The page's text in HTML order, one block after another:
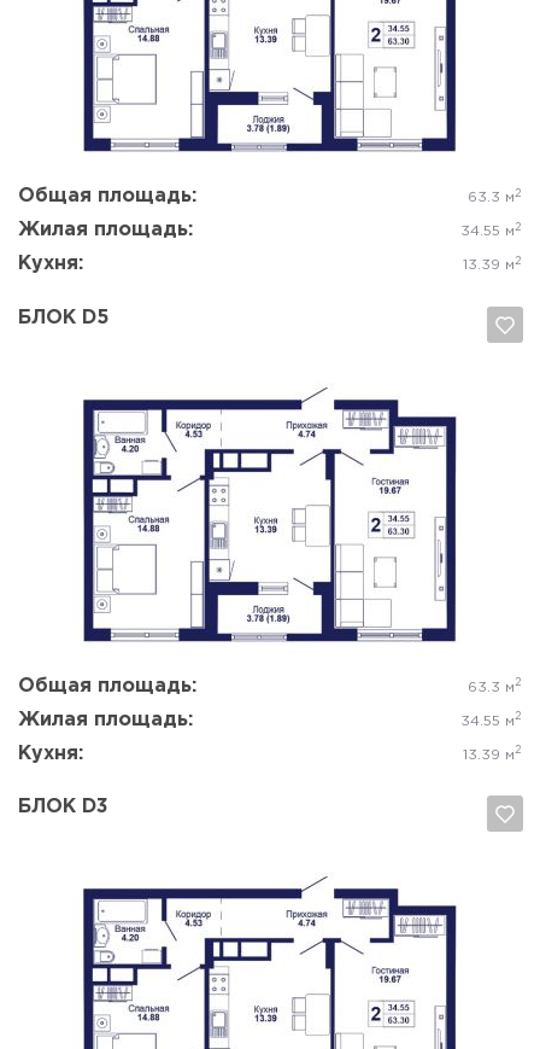
Общая площадь: 63.3 м 2
Жилая площадь: 34.55 м 2
Кухня: 13.39 м 2
Да, удалить Отмена
БЛОК D5
Общая площадь: 63.3 м 2
Жилая площадь: 34.55 м 2
Кухня: 13.39 м 2
Да, удалить Отмена
БЛОК D3
Да, удалить Отмена